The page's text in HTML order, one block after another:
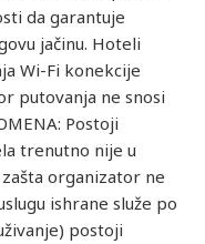
da garantuje
jačinu. Hoteli
Wi-Fi konekcije
putovanja ne snosi
Postoji
trenutno nije u
organizator ne
ishrane služe po
postoji